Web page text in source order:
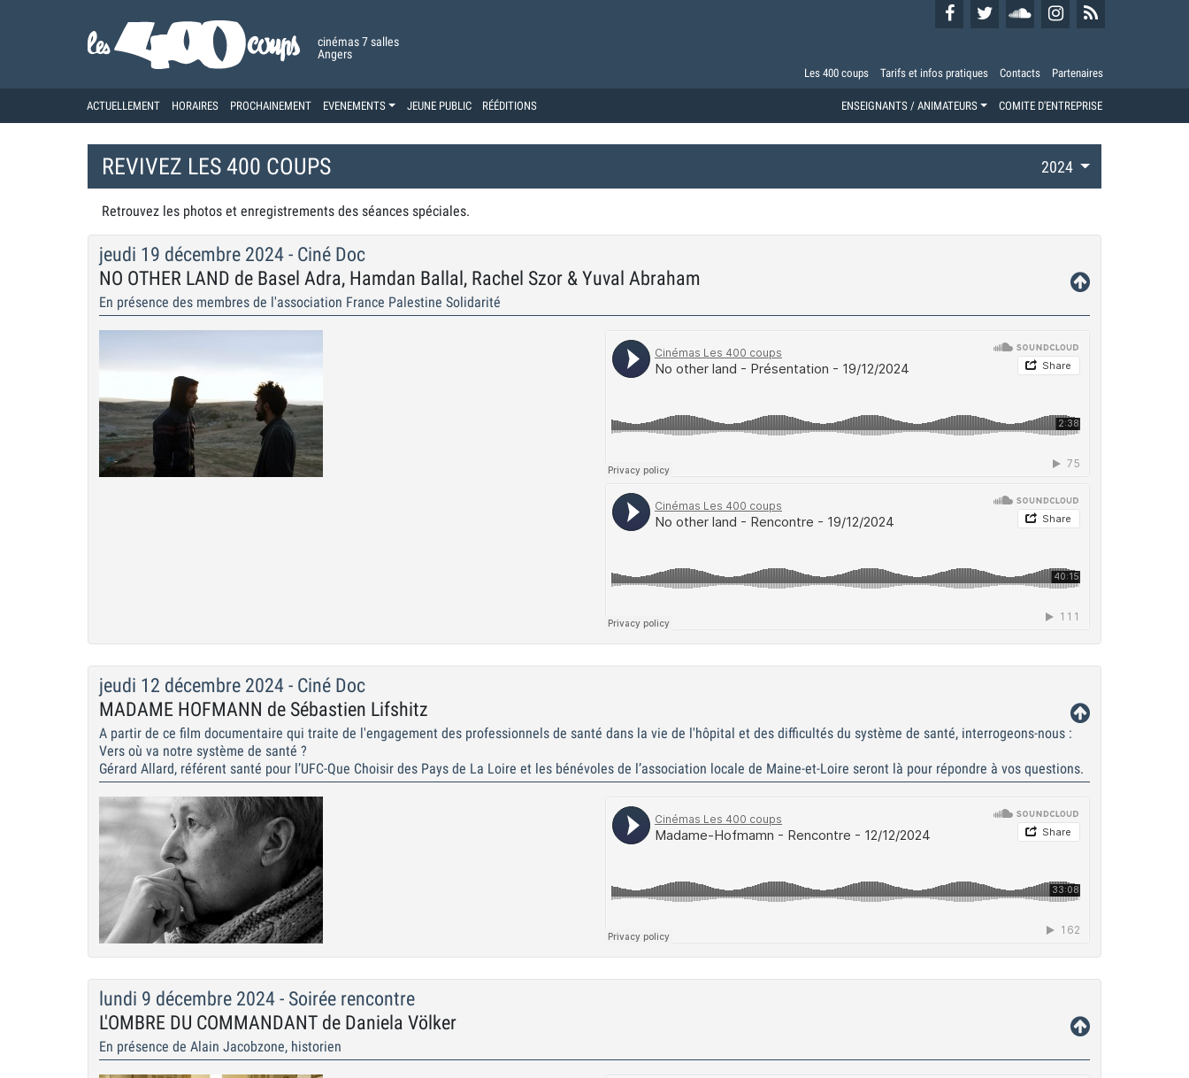
cinémas 7 salles
Angers
Les 400 coups Tarifs et infos pratiques Contacts Partenaires
ACTUELLEMENT HORAIRES PROCHAINEMENT EVENEMENTS JEUNE PUBLIC RÉÉDITIONS ENSEIGNANTS / ANIMATEURS COMITE D'ENTREPRISE
REVIVEZ LES 400 COUPS 2024
Retrouvez les photos et enregistrements des séances spéciales.
jeudi 19 décembre 2024 - Ciné Doc
NO OTHER LAND de Basel Adra, Hamdan Ballal, Rachel Szor & Yuval Abraham
En présence des membres de l'association France Palestine Solidarité
jeudi 12 décembre 2024 - Ciné Doc
MADAME HOFMANN de Sébastien Lifshitz
A partir de ce film documentaire qui traite de l'engagement des professionnels de santé dans la vie de l'hôpital et des difficultés du système de santé, interrogeons-nous :
Vers où va notre système de santé ?
Gérard Allard, référent santé pour l’UFC-Que Choisir des Pays de La Loire et les bénévoles de l’association locale de Maine-et-Loire seront là pour répondre à vos questions.
lundi 9 décembre 2024 - Soirée rencontre
L'OMBRE DU COMMANDANT de Daniela Völker
En présence de Alain Jacobzone, historien